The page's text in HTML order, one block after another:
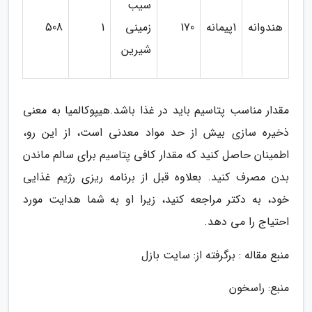
هندوانه 1پیمانه 170
سیب
زمینی
شیرین
1
508
مقدار مناسب پتاسیم باید در غذا باشد.هیپوکالمیا به معنی
ذخیره سازی بیش از حد مواد معدنی است، از این رو،
اطمینان حاصل کنید که مقدار کافی پتاسیم برای سالم ماندن
بدن مصرف کنید. بعلاوه قبل از برنامه ریزی رژیم غذایی
خود، به دکتر مراجعه کنید، زیرا او به شما هدایت مورد
احتیاج را می دهد.
منبع مقاله : برگرفته از: سایت بازل
منبع: راسخون